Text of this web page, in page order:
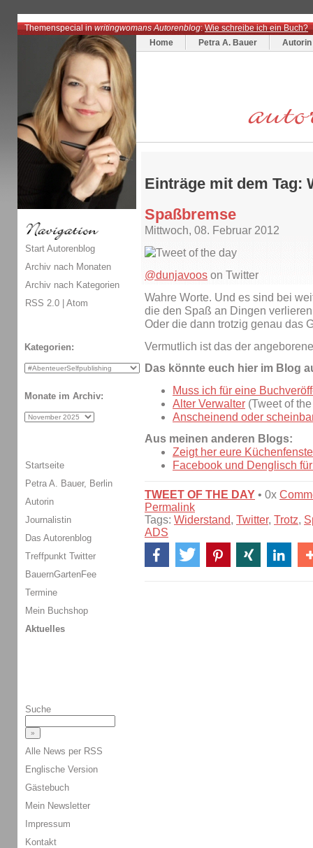
Themenspecial inwritingwomans Autorenblog:Wie schreibe ich ein Buch?
Home
Petra A. Bauer Autorin
Einträge mit dem Tag:
Spaßbremse
Mittwoch, 08. Februar 2012
@dunjavoos on Twitter
Wahre Worte. Und es sind bei
die den Spaß an Dingen
Oder die dann trotzig genau das
Vermutlich ist das der
Das könnte euch hier im Blog
Muss ich für eine
Alter Verwalter (Tweet of
Anscheinend oder
Aus meinen anderen Blogs:
Zeigt her eure
Facebook und Denglisch
TWEET OF THE DAY • 0x
Permalink
Tags: Widerstand, Twitter, Trotz,
ADS
Start Autorenblog
Archiv nach Monaten
Archiv nach Kategorien
RSS 2.0 | Atom
Kategorien:
Monate im Archiv:
Startseite
Petra A. Bauer, Berlin
Autorin
Journalistin
Das Autorenblog
Treffpunkt Twitter
BauernGartenFee
Termine
Mein Buchshop
Aktuelles
Suche
Alle News per RSS
Englische Version
Gästebuch
Mein Newsletter
Impressum
Kontakt